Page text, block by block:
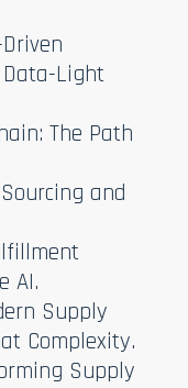
Driven
Light
The Path
and
AI.
Supply
Complexity.
Supply